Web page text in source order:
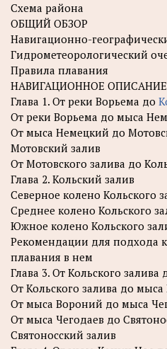
Схема района
ОБЩИЙ ОБЗОР
Навигационно-
Гидрометеорологический
Правила плавания
НАВИГАЦИОННОЕ ОПИСАНИЕ
Глава 1. От реки Ворьема до
От реки Ворьема до мыса
От мыса Немецкий до
Мотовский залив
От Мотовского залива до
Глава 2. Кольский залив
Северное колено Кольского
Среднее колено Кольского
Южное колено Кольского
Рекомендации для подхода
плавания в нем
Глава 3. От Кольского
От Кольского залива до
От мыса Вороний до мыса
От мыса Чегодаев до
Святоносский залив